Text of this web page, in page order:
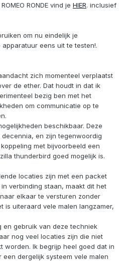
RONDE vind je HIER. inclusief
om nu eindelijk je
eens uit te testen!.
zich momenteel verplaatst
de ether. Dat houdt in dat ik
bezig ben met het
om communicatie op te
beschikbaar. Deze
en zijn tegenwoordig
met bijvoorbeeld een
thunderbird goed mogelijk is.
locaties zijn met een packet
verbinding staan, maakt dit het
elkaar te versturen zonder
is uiteraard vele malen langzamer,
en gebruik van deze techniek
nog veel locaties zijn die niet
worden. Ik begrijp heel goed dat in
dergelijk systeem vele malen